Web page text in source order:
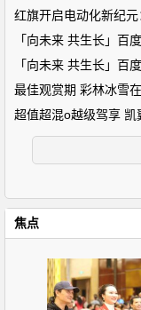
红旗开启电动化新纪
「向未来 共生长」百
「向未来 共生长」百
最佳观赏期 彩林冰雪
超值超混o越级驾享 凯
焦点